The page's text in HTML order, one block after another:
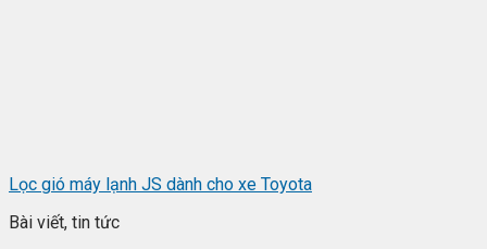
Lọc gió máy lạnh JS dành cho xe Toyota
Bài viết, tin tức